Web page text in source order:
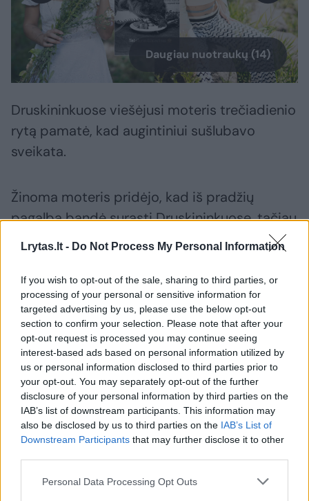
Lrytas.lt - Do Not Process My Personal Information
If you wish to opt-out of the sale, sharing to third parties, or
processing of your personal or sensitive information for
targeted advertising by us, please use the below opt-out
section to confirm your selection. Please note that after your
opt-out request is processed you may continue seeing
interest-based ads based on personal information utilized by
us or personal information disclosed to third parties prior to
your opt-out. You may separately opt-out of the further
disclosure of your personal information by third parties on the
IAB’s list of downstream participants. This information may
also be disclosed by us to third parties on the IAB’s List of
Downstream Participants that may further disclose it to other
Personal Data Processing Opt Outs
Daugiau nuotraukų (14)
Druskininkuose viešėjusi moteris trečiadienio
rytą pamatė, kad augintiniui sušlubavo
sveikata.
Žinoma moteris pridėjo, kad iš pradžių
pagalbą bandė surasti Druskininkuose, tačiau
visi veterinarijos gydytojai dirbo nuo 10 ryto,
visai anksti – apie 7 valandą.
Ketvirtadienį žinoma moteris pasidalijo, kad
tolimesniam gydytojui jūrų kiaulytę teko
išgabenti į Kauną.
Susiję straipsniai